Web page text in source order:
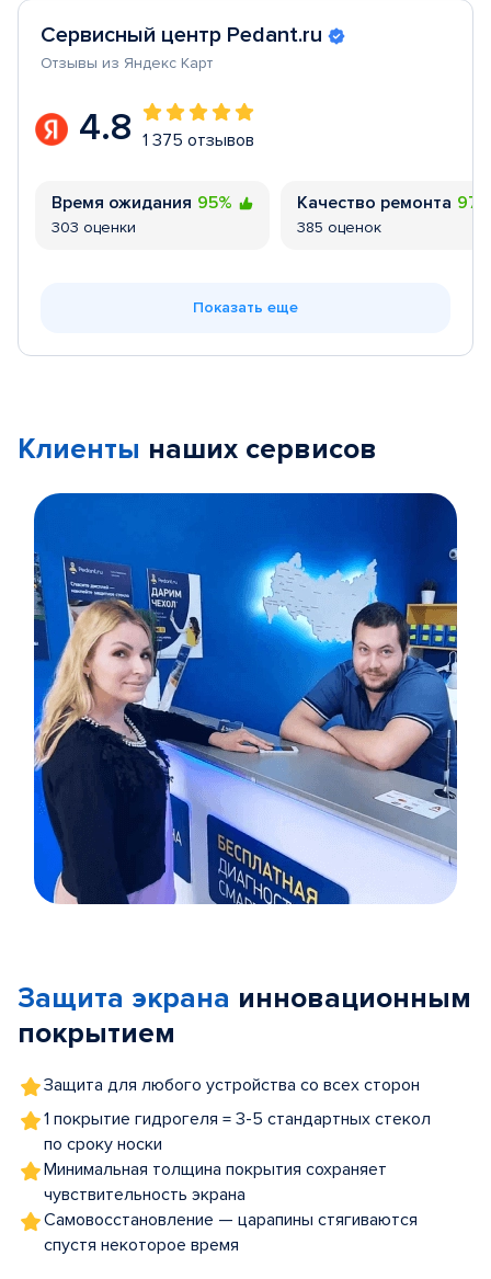
Сервисный центр Pedant.ru
Отзывы из Яндекс Карт
4.8 1 375 отзывов
Время ожидания 95%
303 оценки
Качество ремонта
385 оценок
Показать еще
Клиенты наших сервисов
5
Защита экрана инновационным
покрытием
Защита для любого устройства со всех сторон
1 покрытие гидрогеля = 3-5 стандартных стекол
по сроку носки
Минимальная толщина покрытия сохраняет
чувствительность экрана
Самовосстановление — царапины стягиваются
спустя некоторое время